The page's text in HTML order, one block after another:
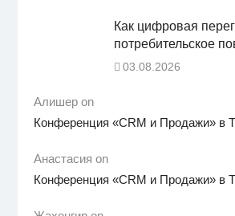
Как цифровая
потребительское
03.08.2026
Алишер on
Конференция «CRM и Продажи» в
Анастасия on
Конференция «CRM и Продажи» в